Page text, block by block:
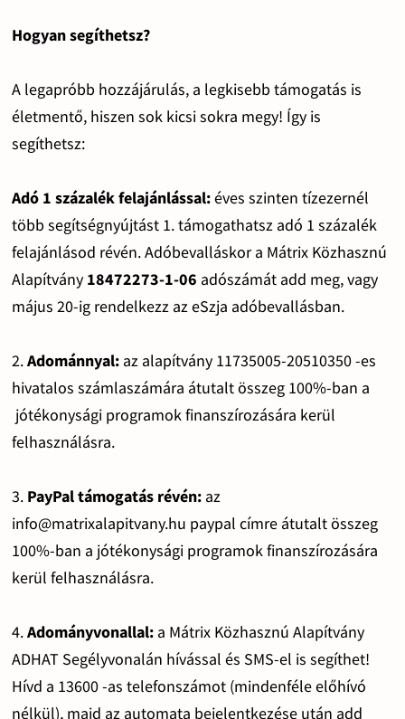
Hogyan segíthetsz?
A legapróbb hozzájárulás, a legkisebb támogatás is
életmentő, hiszen sok kicsi sokra megy! Így is
segíthetsz:
Adó 1 százalék felajánlással:éves szinten tízezernél
több segítségnyújtást 1. támogathatsz adó 1 százalék
felajánlásod révén. Adóbevalláskor a Mátrix Közhasznú
Alapítvány 18472273-1-06 adószámát add meg, vagy
május 20-ig rendelkezz az eSzja adóbevallásban.
2.Adománnyal: az alapítvány 11735005-20510350 -es
hivatalos számlaszámára átutalt összeg 100%-ban a
jótékonysági programok finanszírozására kerül
felhasználásra.
3. PayPal támogatás révén: az
info@matrixalapitvany.hu paypal címre átutalt összeg
100%-ban a jótékonysági programok finanszírozására
kerül felhasználásra.
4.Adományvonallal:a Mátrix Közhasznú Alapítvány
ADHAT Segélyvonalán hívással és SMS-el is segíthet!
Hívd a 13600 -as telefonszámot (mindenféle előhívó
nélkül), majd az automata bejelentkezése után add